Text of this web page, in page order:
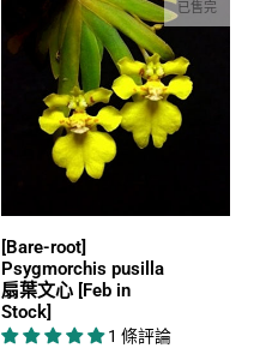
[Bare-root]
Psygmorchis pusilla
扇葉文心 [Feb in
Stock]
1 條評論
已售完